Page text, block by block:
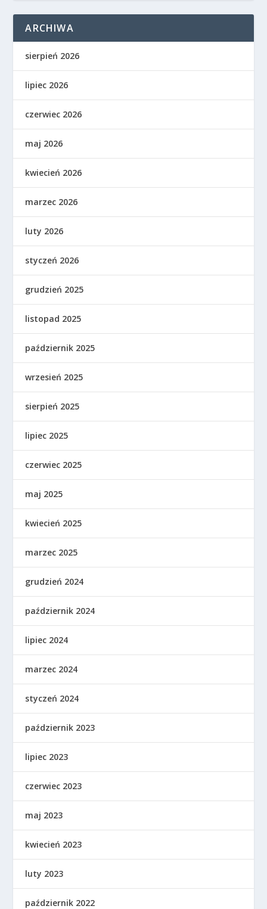
ARCHIWA
sierpień 2026
lipiec 2026
czerwiec 2026
maj 2026
kwiecień 2026
marzec 2026
luty 2026
styczeń 2026
grudzień 2025
listopad 2025
październik 2025
wrzesień 2025
sierpień 2025
lipiec 2025
czerwiec 2025
maj 2025
kwiecień 2025
marzec 2025
grudzień 2024
październik 2024
lipiec 2024
marzec 2024
styczeń 2024
październik 2023
lipiec 2023
czerwiec 2023
maj 2023
kwiecień 2023
luty 2023
październik 2022